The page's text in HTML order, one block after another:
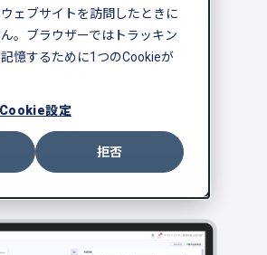
ェブサイトを訪問したときに
。ブラウザーではトラッキン
憶するために1つのCookieが
Cookie設定
拒否
定を効率的かつ正確に実現
拠点別算定にも対応可能
けたマルチレポーティング
資料ダウンロード
お問い合わせ